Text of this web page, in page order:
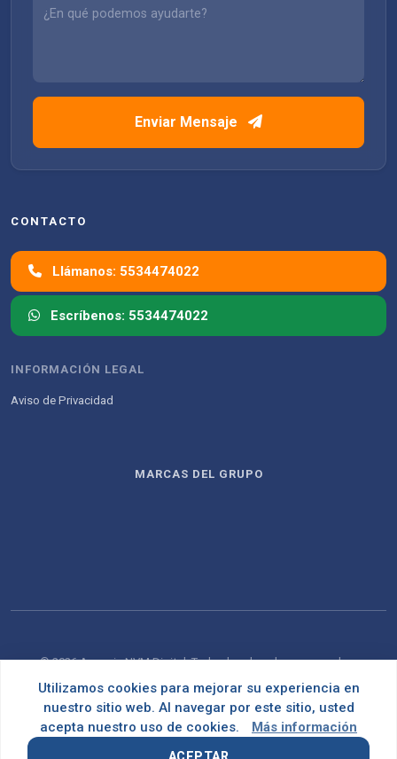
Enviar Mensaje
CONTACTO
Llámanos: 5534474022
Escríbenos: 5534474022
INFORMACIÓN LEGAL
Aviso de Privacidad
MARCAS DEL GRUPO
© 2026 Agencia NVM Digital. Todos los derechos reservados.
Desarrollado con por OMNES
Utilizamos cookies para mejorar su experiencia en
nuestro sitio web. Al navegar por este sitio, usted
acepta nuestro uso de cookies.
Más información